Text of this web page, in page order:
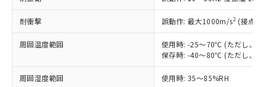
耐衝撃 誤動作: 最大1000m/s2 (接点
周囲温度範囲
使用時: -25～70℃ (ただし、氷
保存時: -40～80℃ (ただし、氷
周囲湿度範囲 使用時: 35～85%RH
ことをご了承ください。
在庫状況および標準価格照会結果は、
記載している更新日時点での社内デー
タに基づき作成されるものであり、閲
覧された時点での実際の在庫および標
準価格とは異なる場合があることをご
いたものが、含有品と判明した場合などや
むを得ず変更することがあります。
*EU RoHS指令（10物質）：
鉛(Pb) 1000ppm以下、 水銀(Hg) 1000ppm以下、 カド
六価クロム(Cr(Ⅵ)) 1000ppm以下、ポリ臭化ビフェニル
基準値を超えていることを示します。
「－」：未確認です。当社販売部門へお問
*中国RoHS10物質の基準値 (GB/T26572)：
Pb(鉛) :1000ppm、 Hg(水銀) : 1000ppm、 Cd(カドミウ
ム) : 100ppm、
当社は、これら貴社製品のうち、外国
為替および外国貿易法に定める商品
（以下｢規制貨物等」という）を輸出
または国外への提供する場合は、日本
国政府の輸出許可(または役務取引許
可)を取得するなどの必要な手続きを